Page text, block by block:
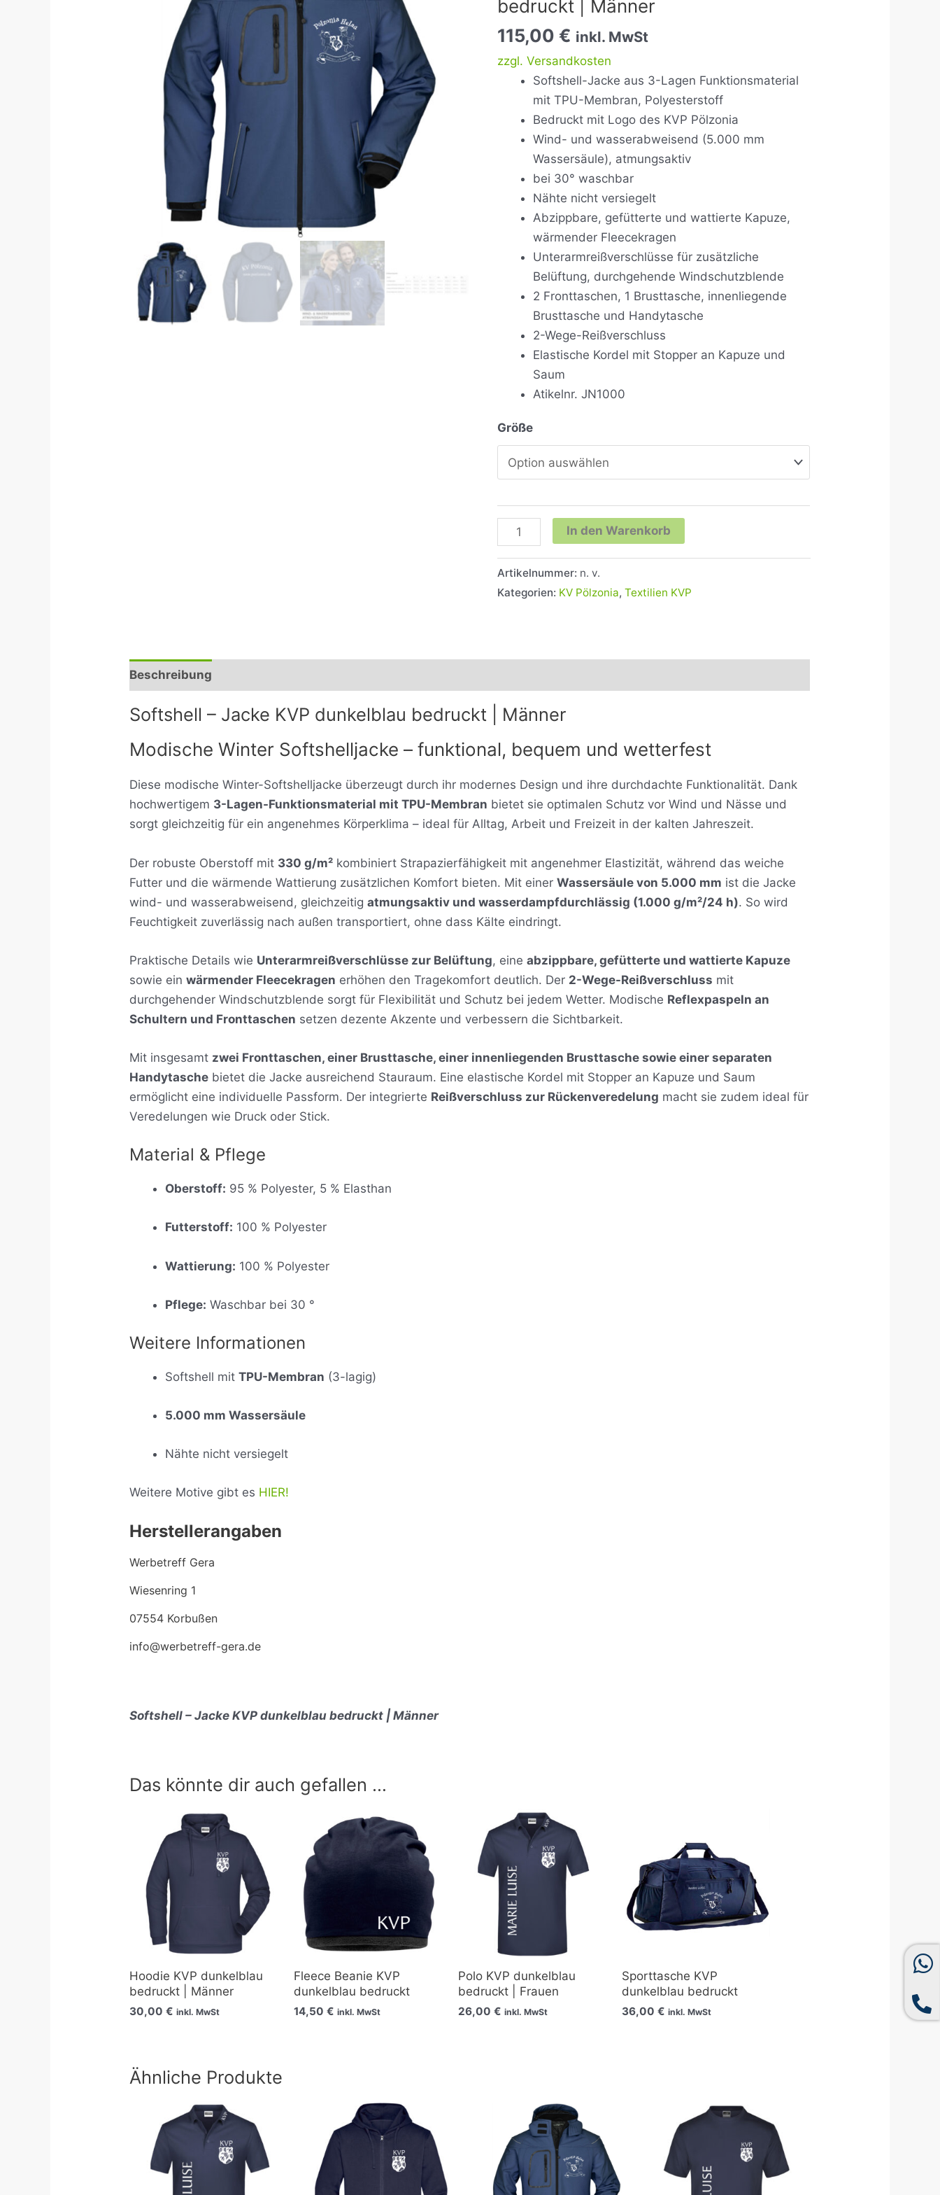
bedruckt | Männer
115,00 € inkl. MwSt
zzgl. Versandkosten
Softshell-Jacke aus 3-Lagen Funktionsmaterial
mit TPU-Membran, Polyesterstoff
Bedruckt mit Logo des KVP Pölzonia
Wind- und wasserabweisend (5.000 mm
Wassersäule), atmungsaktiv
bei 30° waschbar
Nähte nicht versiegelt
Abzippbare, gefütterte und wattierte Kapuze,
wärmender Fleecekragen
Unterarmreißverschlüsse für zusätzliche
Belüftung, durchgehende Windschutzblende
2 Fronttaschen, 1 Brusttasche, innenliegende
Brusttasche und Handytasche
2-Wege-Reißverschluss
Elastische Kordel mit Stopper an Kapuze und
Saum
Atikelnr. JN1000
Größe
bedruckt
|
Männer
Menge
In den Warenkorb
Artikelnummer: n. v.
Kategorien: KV Pölzonia, Textilien KVP
Beschreibung
Softshell – Jacke KVP dunkelblau bedruckt | Männer
Modische Winter Softshelljacke – funktional, bequem und wetterfest
Diese modische Winter-Softshelljacke überzeugt durch ihr modernes Design und ihre durchdachte Funktionalität. Dank
hochwertigem 3-Lagen-Funktionsmaterial mit TPU-Membran bietet sie optimalen Schutz vor Wind und Nässe und
sorgt gleichzeitig für ein angenehmes Körperklima – ideal für Alltag, Arbeit und Freizeit in der kalten Jahreszeit.
Der robuste Oberstoff mit 330 g/m² kombiniert Strapazierfähigkeit mit angenehmer Elastizität, während das weiche
Futter und die wärmende Wattierung zusätzlichen Komfort bieten. Mit einerWassersäule von 5.000 mm ist die Jacke
wind- und wasserabweisend, gleichzeitigatmungsaktiv und wasserdampfdurchlässig (1.000 g/m²/24 h). So wird
Feuchtigkeit zuverlässig nach außen transportiert, ohne dass Kälte eindringt.
Praktische Details wie Unterarmreißverschlüsse zur Belüftung, eineabzippbare, gefütterte und wattierte Kapuze
sowie einwärmender Fleecekragen erhöhen den Tragekomfort deutlich. Der 2-Wege-Reißverschluss mit
durchgehender Windschutzblende sorgt für Flexibilität und Schutz bei jedem Wetter. Modische Reflexpaspeln an
Schultern und Fronttaschen setzen dezente Akzente und verbessern die Sichtbarkeit.
Mit insgesamt zwei Fronttaschen, einer Brusttasche, einer innenliegenden Brusttasche sowie einer separaten
Handytasche bietet die Jacke ausreichend Stauraum. Eine elastische Kordel mit Stopper an Kapuze und Saum
ermöglicht eine individuelle Passform. Der integrierte Reißverschluss zur Rückenveredelung macht sie zudem ideal für
Veredelungen wie Druck oder Stick.
Material & Pflege
Oberstoff: 95 % Polyester, 5 % Elasthan
Futterstoff: 100 % Polyester
Wattierung: 100 % Polyester
Pflege: Waschbar bei 30 °
Weitere Informationen
Softshell mitTPU-Membran (3-lagig)
5.000 mm Wassersäule
Nähte nicht versiegelt
Weitere Motive gibt es HIER!
Herstellerangaben
Werbetreff Gera
Wiesenring 1
07554 Korbußen
info@werbetreff-gera.de
Softshell – Jacke KVP dunkelblau bedruckt | Männer
Das könnte dir auch gefallen …
Hoodie KVP dunkelblau
bedruckt | Männer
30,00€ inkl. MwSt
Fleece Beanie KVP
dunkelblau bedruckt
14,50 € inkl. MwSt
Polo KVP dunkelblau
bedruckt | Frauen
26,00 € inkl. MwSt
Sporttasche KVP
dunkelblau bedruckt
36,00€ inkl. MwSt
Ähnliche Produkte